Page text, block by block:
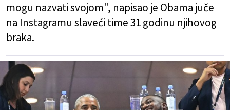
mogu nazvati svojom", napisao je Obama juče
na Instagramu slaveći time 31 godinu njihovog
braka.